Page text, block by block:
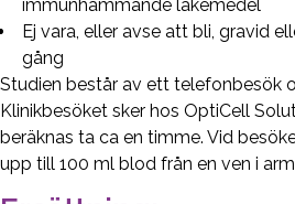
immunhämmande läkemedel
Ej vara, eller avse att bli, gravid
gång
Studien består av ett telefonbesök
Klinikbesöket sker hos OptiCell
beräknas ta ca en timme. Vid
upp till 100 ml blod från en ven i